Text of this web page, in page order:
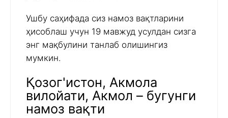
Ушбу саҳифада сиз намоз вақтларини
ҳисоблаш учун 19 мавжуд усулдан сизга
энг мақбулини танлаб олишингиз
мумкин.
Қозог'истон, Акмола
вилойати, Акмол – бугунги
намоз вақти